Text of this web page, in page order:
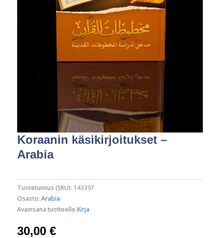
Koraanin käsikirjoitukset –
Arabia
Tuotetunnus (SKU): 143397
Osasto: Arabia
Avainsana tuotteelle Kirja
30,00 €